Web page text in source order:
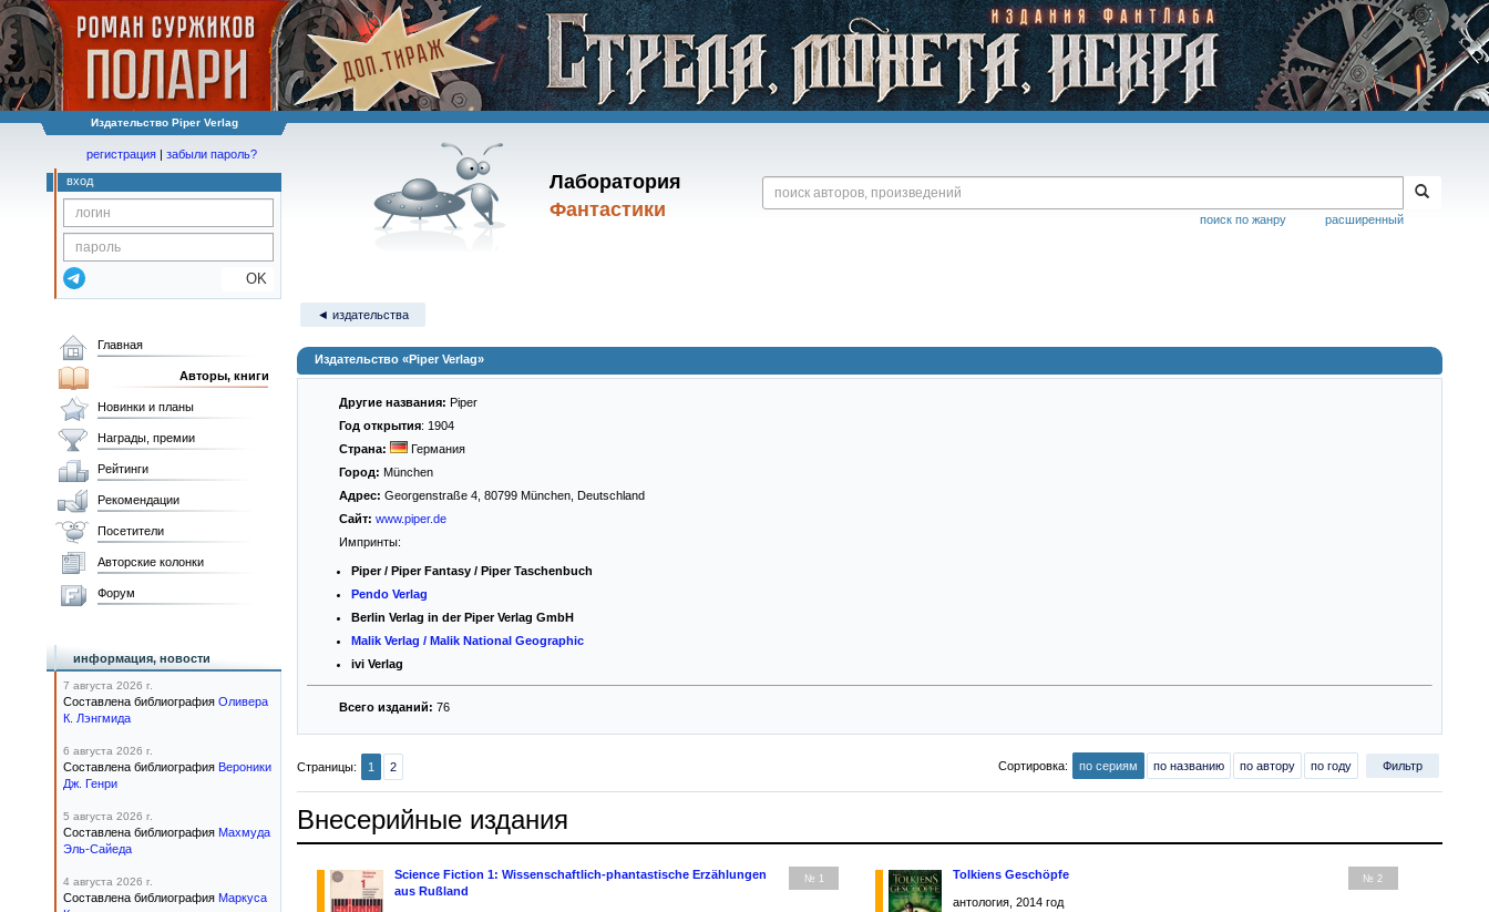
Издательство Piper Verlag
Лаборатория
Фантастики
расширенный
поиск по жанру
регистрация | забыли пароль?
вход
OK
◄ издательства
Издательство «Piper Verlag»
Другие названия: Piper
Год открытия: 1904
Страна:
Германия
Город: München
Адрес: Georgenstraße 4, 80799 München, Deutschland
Сайт: www.piper.de
Импринты:
Piper / Piper Fantasy / Piper Taschenbuch
Pendo Verlag
Berlin Verlag in der Piper Verlag GmbH
Malik Verlag / Malik National Geographic
ivi Verlag
Всего изданий: 76
Страницы: 1 2 Сортировка: по сериям по названию по автору по году Фильтр
Внесерийные издания
№ 1
Science Fiction 1: Wissenschaftlich-phantastische Erzählungen
aus Rußland
№ 2
Tolkiens Geschöpfe
антология, 2014 год
Главная
Авторы, книги
Новинки и планы
Награды, премии
Рейтинги
Рекомендации
Посетители
Авторские колонки
Форум
информация, новости
7 августа 2026 г.
Составлена библиография Оливера
К. Лэнгмида
6 августа 2026 г.
Составлена библиография Вероники
Дж. Генри
5 августа 2026 г.
Составлена библиография Махмуда
Эль-Сайеда
4 августа 2026 г.
Составлена библиография Маркуса